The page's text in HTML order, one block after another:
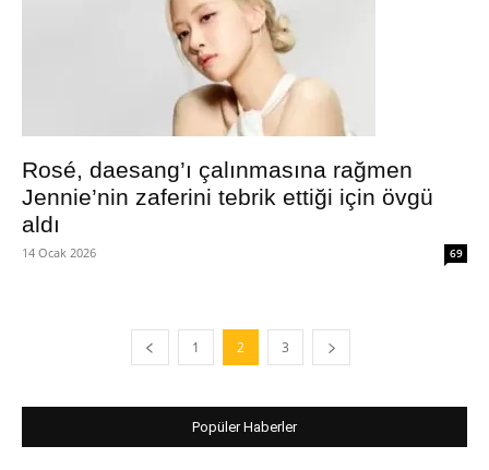
Rosé, daesang’ı çalınmasına rağmen
Jennie’nin zaferini tebrik ettiği için övgü
aldı
14 Ocak 2026 69
1 2 3
Popüler Haberler